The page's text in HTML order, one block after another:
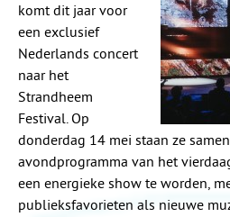
komt dit jaar voor
een exclusief
Nederlands concert
naar het
Strandheem
Festival. Op
donderdag 14 mei staan ze
avondprogramma van het
een energieke show te worden,
publieksfavorieten als nieuwe